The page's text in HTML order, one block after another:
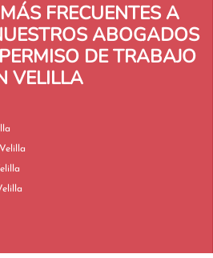
FRECUENTES A
ABOGADOS
DE TRABAJO
VELILLA
Velilla
Española en Velilla
en Velilla
en Velilla